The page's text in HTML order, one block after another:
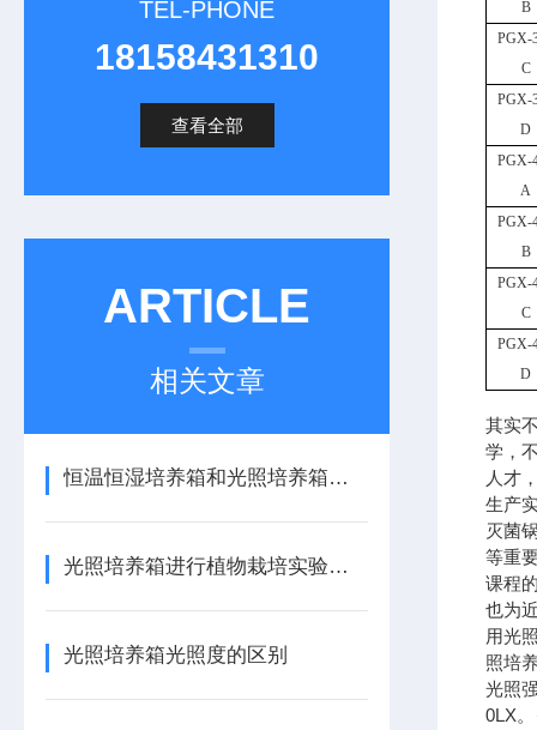
TEL-PHONE
18158431310
查看全部
ARTICLE
相关文章
恒温恒湿培养箱和光照培养箱的区别
光照培养箱进行植物栽培实验的方法
光照培养箱光照度的区别
B
PGX-
C
PGX-
D
PGX-
A
PGX-
B
PGX-
C
PGX-
D
其实
学，
人才
生产
灭菌
等重
课程
也为
用光
照培
光照
0LX